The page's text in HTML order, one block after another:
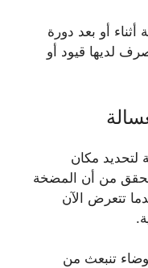
أو بعد دورة
لديها قيود أو
لتحديد مكان
من أن المضخة
تتعرض الآن
تنبعث من